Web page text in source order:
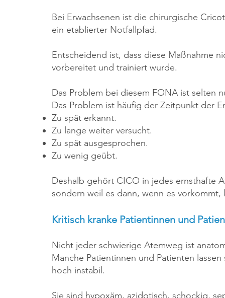
Bei Erwachsenen ist die chirurgische
ein etablierter Notfallpfad.
Entscheidend ist, dass diese Maßnahme
vorbereitet und trainiert wurde.
Das Problem bei diesem FONA ist selten
Das Problem ist häufig der Zeitpunkt der
Zu spät erkannt.
Zu lange weiter versucht.
Zu spät ausgesprochen.
Zu wenig geübt.
Deshalb gehört CICO in jedes ernsthafte
sondern weil es dann, wenn es
Kritisch kranke Patientinnen und
Nicht jeder schwierige Atemweg ist
Manche Patientinnen und Patienten
hoch instabil.
Sie sind hypoxäm, azidotisch, schockig,